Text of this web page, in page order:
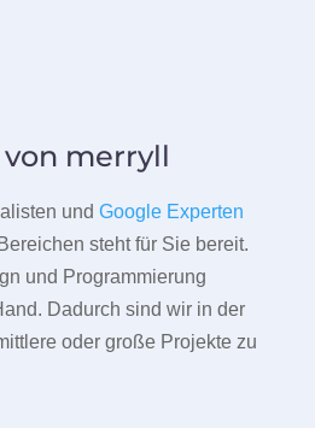
merryll
und Google Experten
steht für Sie bereit.
und Programmierung
Dadurch sind wir in der
oder große Projekte zu